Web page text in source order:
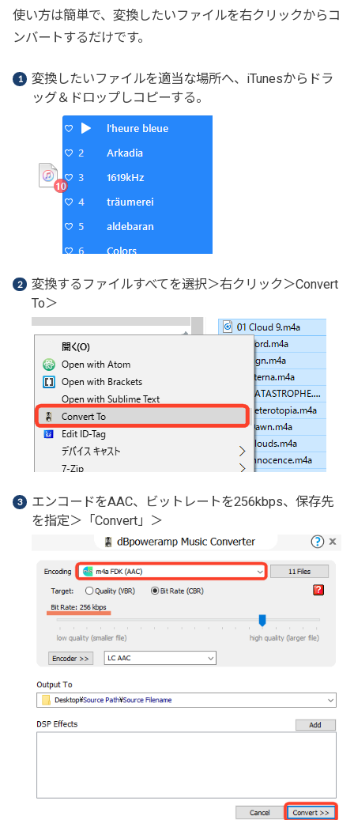
使い方は簡単で、変換したいファイルを右クリックからコ
ンバートするだけです。
変換したいファイルを適当な場所へ、iTunesからドラ
ッグ＆ドロップしコピーする。
変換するファイルすべてを選択＞右クリック＞Convert
To＞
エンコードをAAC、ビットレートを256kbps、保存先
を指定＞「Convert」＞